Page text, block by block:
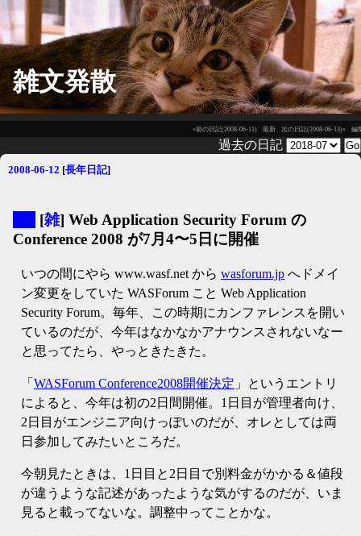
雑文発散
«前の日記(2008-06-11) 最新 次の日記(2008-06-13)» 編
過去の日記
2008-06-12 [長年日記]
[雑] Web Application Security Forum の
Conference 2008 が7月4〜5日に開催
いつの間にやら www.wasf.net から wasforum.jp へドメイ
ン変更をしていた WASForum こと Web Application
Security Forum。毎年、この時期にカンファレンスを開い
ているのだが、今年はなかなかアナウンスされないなー
と思ってたら、やっときたきた。
「 WASForum Conference2008開催決定 」というエントリ
によると、今年は初の2日間開催。1日目が管理者向け、
2日目がエンジニア向けっぽいのだが、オレとしては両
日参加してみたいところだ。
今朝見たときは、1日目と2日目で別料金がかかる＆値段
が違うような記述があったような気がするのだが、いま
見ると載ってないな。調整中ってことかな。